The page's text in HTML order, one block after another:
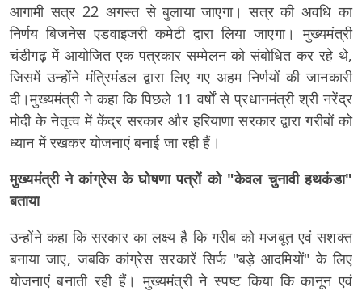
आगामी सत्र 22 अगस्त से बुलाया जाएगा। सत्र की अवधि का
निर्णय बिजनेस एडवाइजरी कमेटी द्वारा लिया जाएगा। मुख्यमंत्री
चंडीगढ़ में आयोजित एक पत्रकार सम्मेलन को संबोधित कर रहे थे,
जिसमें उन्होंने मंत्रिमंडल द्वारा लिए गए अहम निर्णयों की जानकारी
दी।मुख्यमंत्री ने कहा कि पिछले 11 वर्षों से प्रधानमंत्री श्री नरेंद्र
मोदी के नेतृत्व में केंद्र सरकार और हरियाणा सरकार द्वारा गरीबों को
ध्यान में रखकर योजनाएं बनाई जा रही हैं।
मुख्यमंत्री ने कांग्रेस के घोषणा पत्रों को "केवल चुनावी हथकंडा"
बताया
उन्होंने कहा कि सरकार का लक्ष्य है कि गरीब को मजबूत एवं सशक्त
बनाया जाए, जबकि कांग्रेस सरकारें सिर्फ "बड़े आदमियों" के लिए
योजनाएं बनाती रही हैं। मुख्यमंत्री ने स्पष्ट किया कि कानून एवं